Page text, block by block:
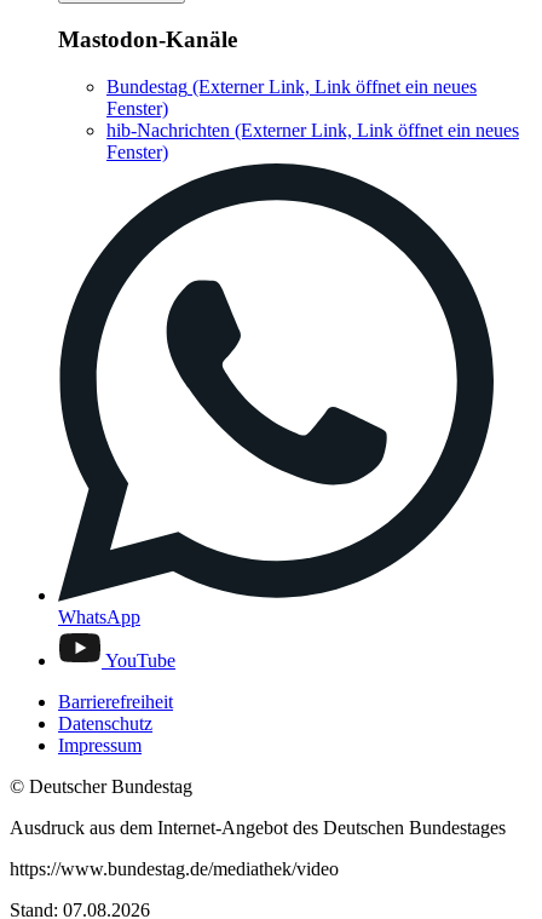
Mastodon-Kanäle
Bundestag (Externer Link, Link öffnet ein neues
Fenster)
hib-Nachrichten (Externer Link, Link öffnet ein neues
Fenster)
WhatsApp
YouTube
Barrierefreiheit
Datenschutz
Impressum
© Deutscher Bundestag
Ausdruck aus dem Internet-Angebot des Deutschen Bundestages
https://www.bundestag.de/mediathek/video
Stand: 07.08.2026